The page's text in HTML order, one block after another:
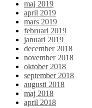
maj 2019
april 2019
mars 2019
februari 2019
januari 2019
december 2018
november 2018
oktober 2018
september 2018
augusti 2018
maj 2018
april 2018